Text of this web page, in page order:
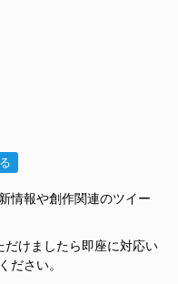
情報や創作関連のツイー
だけましたら即座に対応い
ださい。